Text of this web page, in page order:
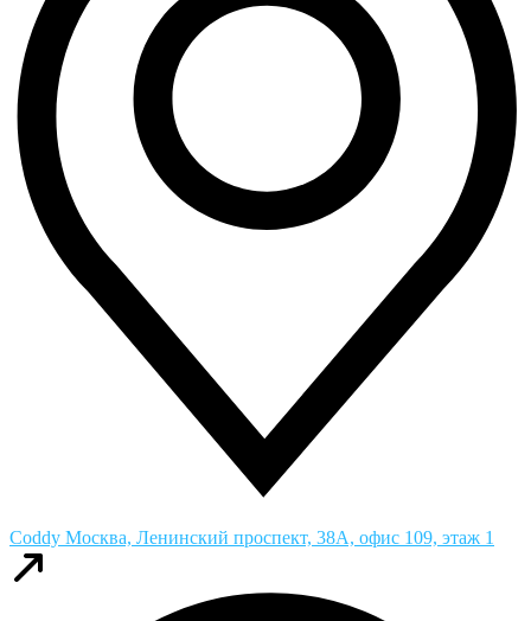
Coddy Москва, Ленинский проспект, 38А, офис 109, этаж 1